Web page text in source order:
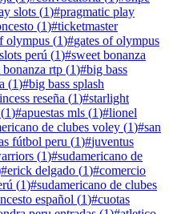
slots (1)#pragmatic play
(1)#ticketmaster
olympus (1)#gates of olympus
slots perú (1)#sweet bonanza
bonanza rtp (1)#big bass
(1)#big bass splash
reseña (1)#starlight
(1)#apuestas mls (1)#lionel
de clubes voley (1)#san
fútbol peru (1)#juventus
(1)#sudamericano de
#erick delgado (1)#comercio
(1)#sudamericano de clubes
español (1)#cuotas